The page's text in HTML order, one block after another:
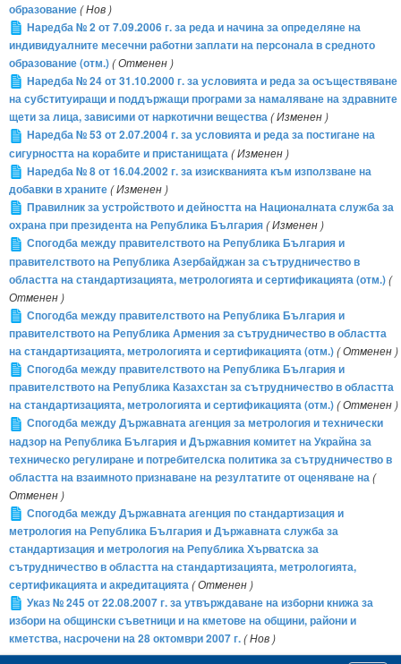
образование( Нов )
Наредба № 2 от 7.09.2006 г. за реда и начина за определяне на
индивидуалните месечни работни заплати на персонала в средното
образование (отм.)( Отменен )
Наредба № 24 от 31.10.2000 г. за условията и реда за осъществяване
на субституиращи и поддържащи програми за намаляване на здравните
щети за лица, зависими от наркотични вещества( Изменен )
Наредба № 53 от 2.07.2004 г. за условията и реда за постигане на
сигурността на корабите и пристанищата( Изменен )
Наредба № 8 от 16.04.2002 г. за изискванията към използване на
добавки в храните( Изменен )
Правилник за устройството и дейността на Националната служба за
охрана при президента на Република България( Изменен )
Спогодба между правителството на Република България и
правителството на Република Азербайджан за сътрудничество в
областта на стандартизацията, метрологията и сертификацията (отм.)(
Отменен )
Спогодба между правителството на Република България и
правителството на Република Армения за сътрудничество в областта
на стандартизацията, метрологията и сертификацията (отм.)( Отменен )
Спогодба между правителството на Република България и
правителството на Република Казахстан за сътрудничество в областта
на стандартизацията, метрологията и сертификацията (отм.)( Отменен )
Спогодба между Държавната агенция за метрология и технически
надзор на Република България и Държавния комитет на Украйна за
техническо регулиране и потребителска политика за сътрудничество в
областта на взаимното признаване на резултатите от оценяване на(
Отменен )
Спогодба между Държавната агенция по стандартизация и
метрология на Република България и Държавната служба за
стандартизация и метрология на Република Хърватска за
сътрудничество в областта на стандартизацията, метрологията,
сертификацията и акредитацията( Отменен )
Указ № 245 от 22.08.2007 г. за утвърждаване на изборни книжа за
избори на общински съветници и на кметове на общини, райони и
кметства, насрочени на 28 октомври 2007 г.( Нов )